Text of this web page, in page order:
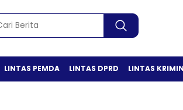
LINTAS PEMDA LINTAS DPRD LINTAS